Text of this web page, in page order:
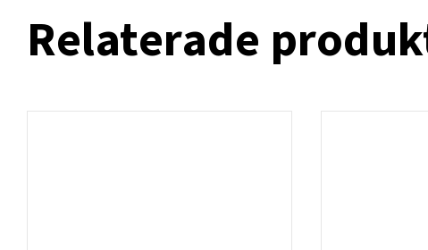
Relaterade